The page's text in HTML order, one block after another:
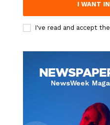
I WANT IN
I've read and accept the